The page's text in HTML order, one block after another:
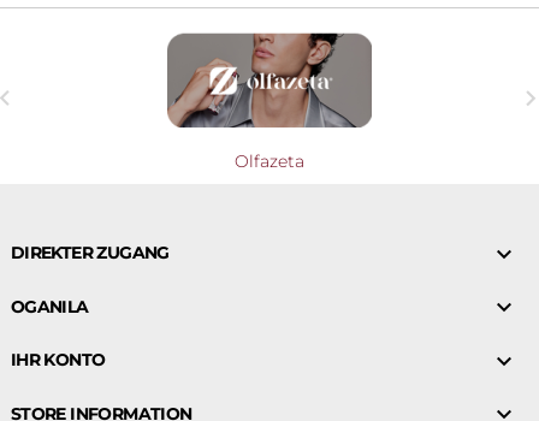
Olfazeta
DIREKTER ZUGANG 
OGANILA 
IHR KONTO 
STORE INFORMATION 